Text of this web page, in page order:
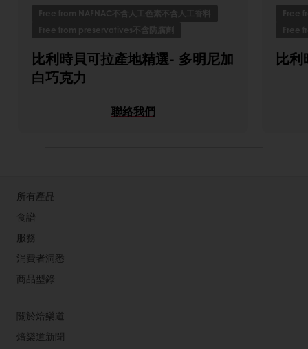
Free from NAFNAC不含人工色素不含人工香料
Free from preservatives不含防腐劑
比利時貝可拉產地精選- 多明尼加
白巧克力
聯絡我們
Free
Free
比
所有產品
食譜
服務
消費者洞悉
商品型錄
關於焙樂道
焙樂道新聞